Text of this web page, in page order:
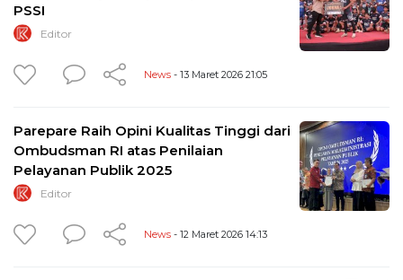
PSSI
Editor
News - 13 Maret 2026 21:05
Parepare Raih Opini Kualitas Tinggi dari
Ombudsman RI atas Penilaian
Pelayanan Publik 2025
Editor
News - 12 Maret 2026 14:13